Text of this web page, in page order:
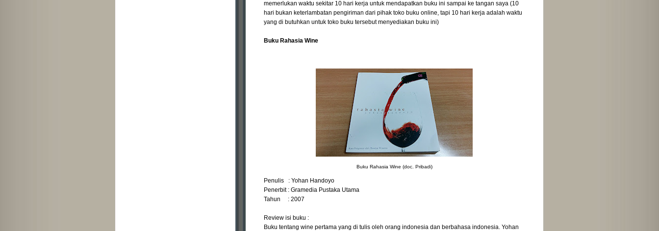
memerlukan waktu sekitar 10 hari kerja untuk mendapatkan buku ini sampai ke tangan saya (10
hari bukan keterlambatan pengiriman dari pihak toko buku online, tapi 10 hari kerja adalah waktu
yang di butuhkan untuk toko buku tersebut menyediakan buku ini)
Buku Rahasia Wine
Buku Rahasia Wine (doc. Pribadi)
Penulis : Yohan Handoyo
Penerbit : Gramedia Pustaka Utama
Tahun : 2007
Review isi buku :
Buku tentang wine pertama yang di tulis oleh orang indonesia dan berbahasa indonesia. Yohan